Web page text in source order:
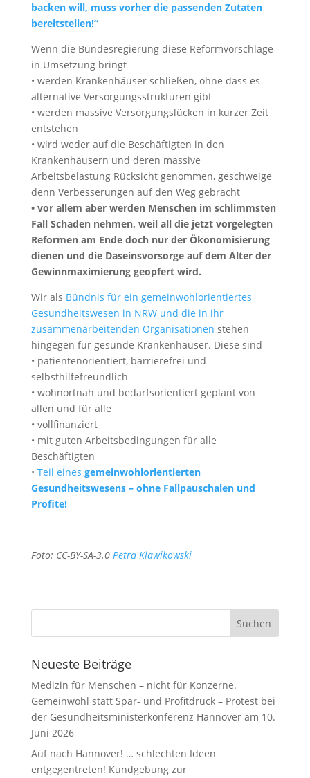
backen will, muss vorher die passenden Zutaten
bereitstellen!“
Wenn die Bundesregierung diese Reformvorschläge
in Umsetzung bringt
• werden Krankenhäuser schließen, ohne dass es
alternative Versorgungsstrukturen gibt
• werden massive Versorgungslücken in kurzer Zeit
entstehen
• wird weder auf die Beschäftigten in den
Krankenhäusern und deren massive
Arbeitsbelastung Rücksicht genommen, geschweige
denn Verbesserungen auf den Weg gebracht
• vor allem aber werden Menschen im schlimmsten
Fall Schaden nehmen, weil all die jetzt vorgelegten
Reformen am Ende doch nur der Ökonomisierung
dienen und die Daseinsvorsorge auf dem Alter der
Gewinnmaximierung geopfert wird.
Wir als Bündnis für ein gemeinwohlorientiertes
Gesundheitswesen in NRW und die in ihr
zusammenarbeitenden Organisationen stehen
hingegen für gesunde Krankenhäuser. Diese sind
• patientenorientiert, barrierefrei und
selbsthilfefreundlich
• wohnortnah und bedarfsorientiert geplant von
allen und für alle
• vollfinanziert
• mit guten Arbeitsbedingungen für alle
Beschäftigten
• Teil eines gemeinwohlorientierten
Gesundheitswesens – ohne Fallpauschalen und
Profite!
Foto: CC-BY-SA-3.0 Petra Klawikowski
Neueste Beiträge
Medizin für Menschen – nicht für Konzerne.
Gemeinwohl statt Spar- und Profitdruck – Protest bei
der Gesundheitsministerkonferenz Hannover am 10.
Juni 2026
Auf nach Hannover! … schlechten Ideen
entgegentreten! Kundgebung zur